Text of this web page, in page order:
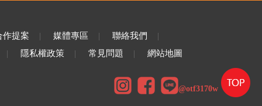
作提案 | 媒體專區 | 聯絡我們
|
|
隱私權政策 | 常見問題 | 網站地圖
@otf3170w